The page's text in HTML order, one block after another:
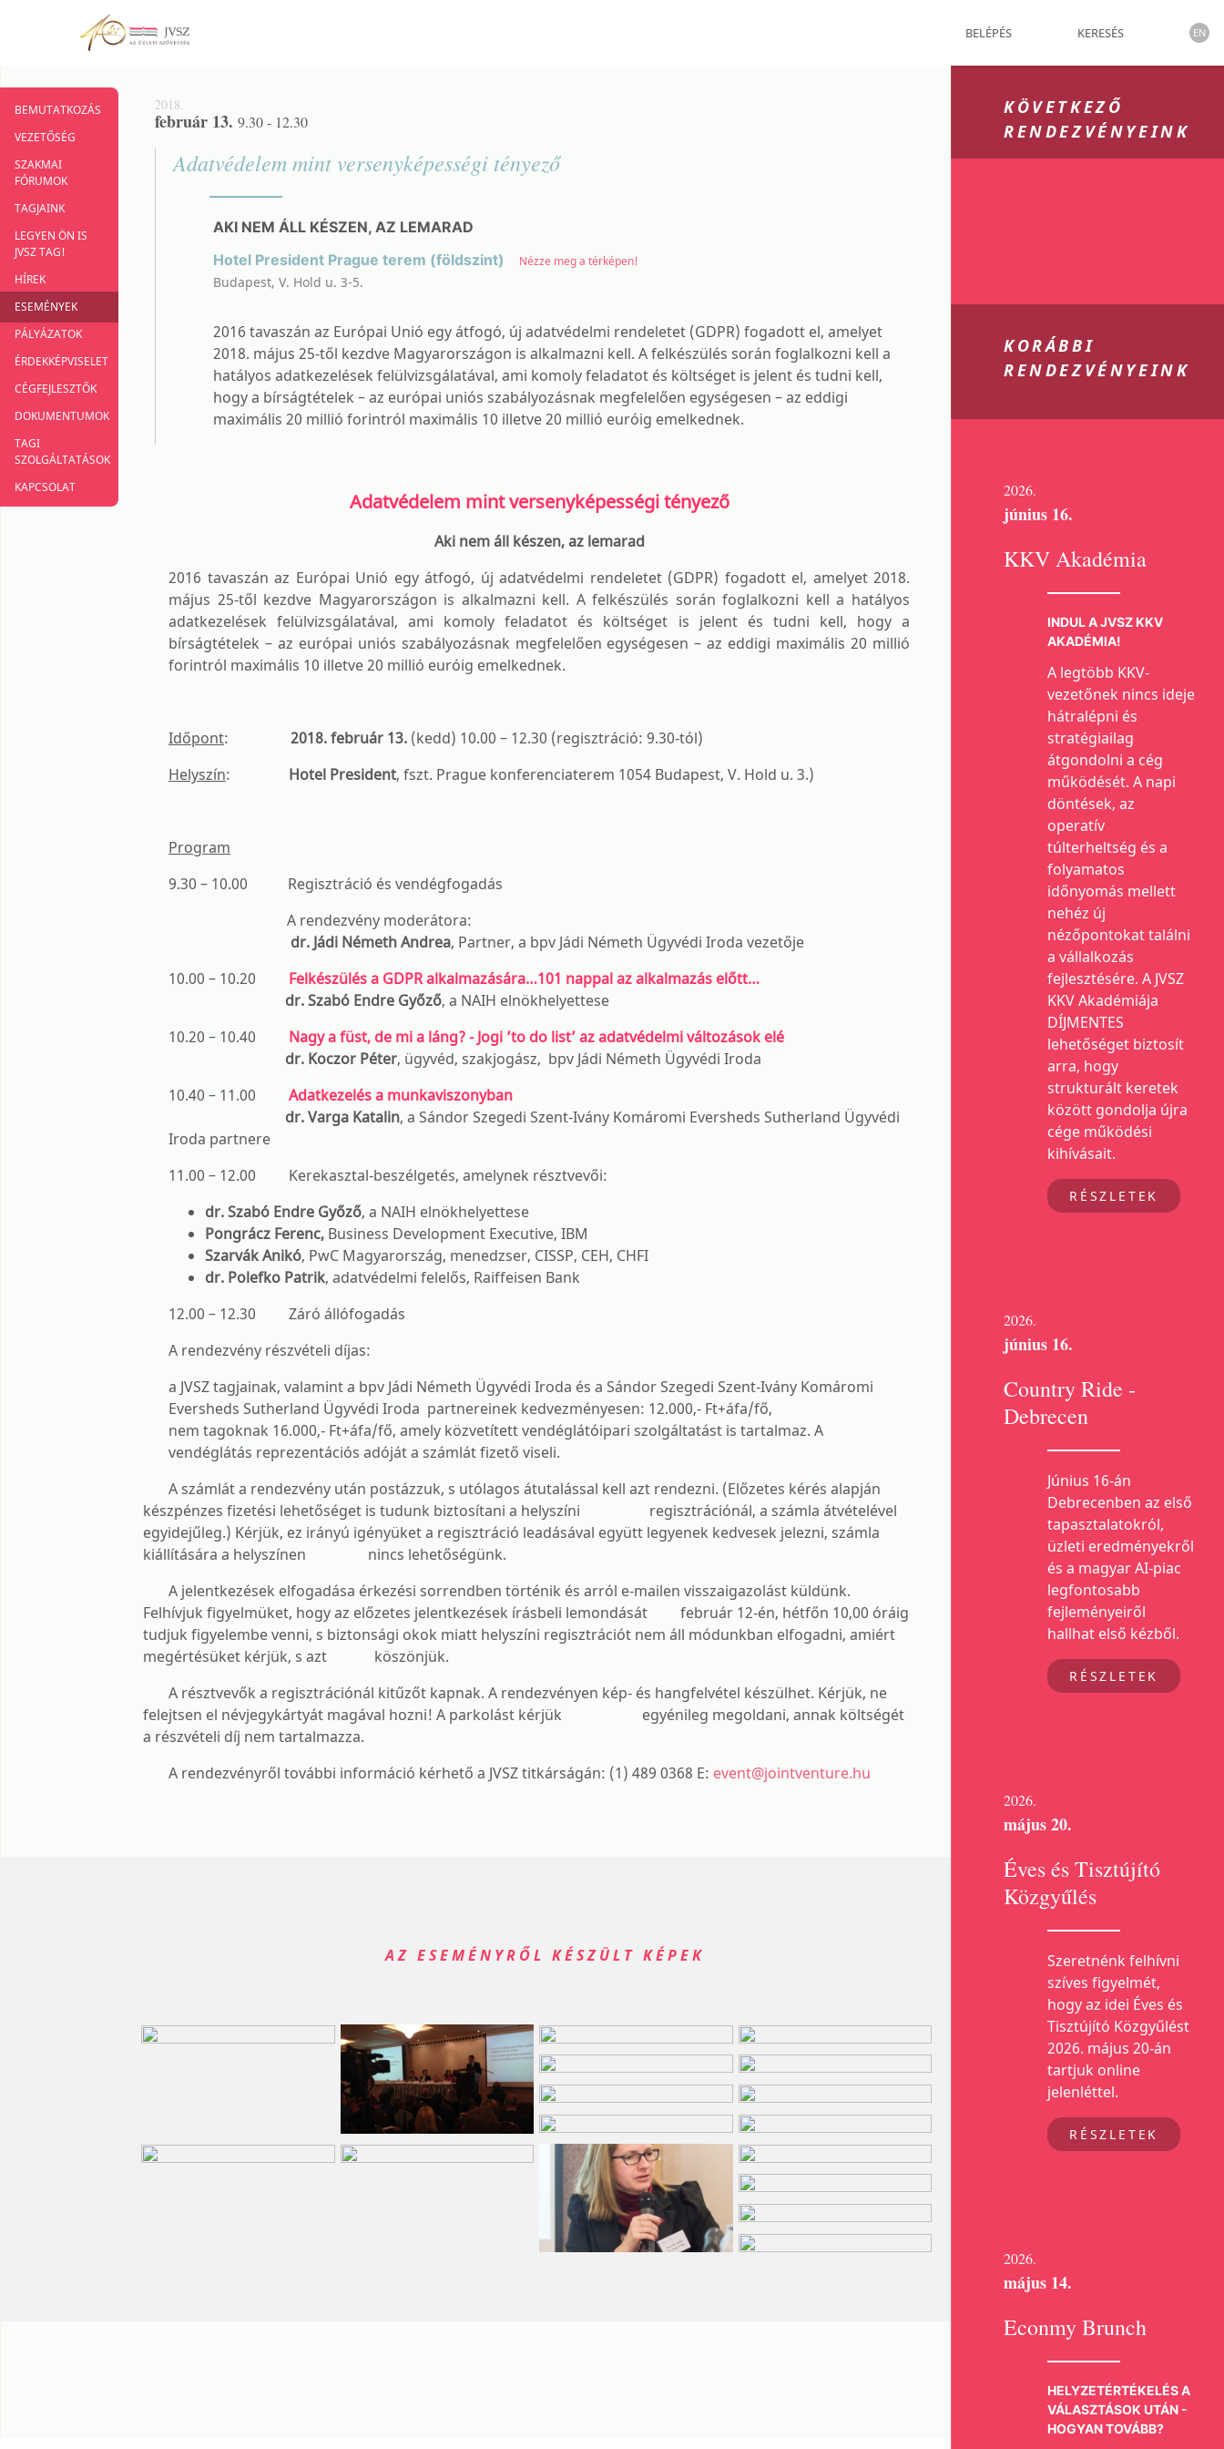
BELÉPÉS KERESÉS EN
KÖVETKEZŐ
RENDEZVÉNYEINK
KORÁBBI
RENDEZVÉNYEINK
2026.
június 16.
KKV Akadémia
INDUL A JVSZ KKV
AKADÉMIA!
A legtöbb KKV-
vezetőnek nincs ideje
hátralépni és
stratégiailag
átgondolni a cég
működését. A napi
döntések, az
operatív
túlterheltség és a
folyamatos
időnyomás mellett
nehéz új
nézőpontokat találni
a vállalkozás
fejlesztésére. A JVSZ
KKV Akadémiája
DÍJMENTES
lehetőséget biztosít
arra, hogy
strukturált keretek
között gondolja újra
cége működési
kihívásait.
RÉSZLETEK
2026.
június 16.
Country Ride -
Debrecen
Június 16-án
Debrecenben az első
tapasztalatokról,
üzleti eredményekről
és a magyar AI-piac
legfontosabb
fejleményeiről
hallhat első kézből.
RÉSZLETEK
2026.
május 20.
Éves és Tisztújító
Közgyűlés
Szeretnénk felhívni
szíves figyelmét,
hogy az idei Éves és
Tisztújító Közgyűlést
2026. május 20-án
tartjuk online
jelenléttel.
RÉSZLETEK
2026.
május 14.
Econmy Brunch
HELYZETÉRTÉKELÉS A
VÁLASZTÁSOK UTÁN -
HOGYAN TOVÁBB?
2018.
február 13. 9.30 - 12.30
Adatvédelem mint versenyképességi tényező
AKI NEM ÁLL KÉSZEN, AZ LEMARAD
Hotel President Prague terem (földszint)
Nézze meg a térképen!
Budapest, V. Hold u. 3-5.
2016 tavaszán az Európai Unió egy átfogó, új adatvédelmi rendeletet (GDPR) fogadott el, amelyet
2018. május 25-től kezdve Magyarországon is alkalmazni kell. A felkészülés során foglalkozni kell a
hatályos adatkezelések felülvizsgálatával, ami komoly feladatot és költséget is jelent és tudni kell,
hogy a bírságtételek – az európai uniós szabályozásnak megfelelően egységesen – az eddigi
maximális 20 millió forintról maximális 10 illetve 20 millió euróig emelkednek.
Adatvédelem mint versenyképességi tényező
Aki nem áll készen, az lemarad
2016 tavaszán az Európai Unió egy átfogó, új adatvédelmi rendeletet (GDPR) fogadott el, amelyet 2018.
május 25-től kezdve Magyarországon is alkalmazni kell. A felkészülés során foglalkozni kell a hatályos
adatkezelések felülvizsgálatával, ami komoly feladatot és költséget is jelent és tudni kell, hogy a
bírságtételek – az európai uniós szabályozásnak megfelelően egységesen – az eddigi maximális 20 millió
forintról maximális 10 illetve 20 millió euróig emelkednek.
Időpont: 2018. február 13. (kedd) 10.00 – 12.30 (regisztráció: 9.30-tól)
Helyszín: Hotel President, fszt. Prague konferenciaterem 1054 Budapest, V. Hold u. 3.)
Program
9.30 – 10.00 Regisztráció és vendégfogadás
A rendezvény moderátora:
dr. Jádi Németh Andrea, Partner, a bpv Jádi Németh Ügyvédi Iroda vezetője
10.00 – 10.20 Felkészülés a GDPR alkalmazására…101 nappal az alkalmazás előtt…
dr. Szabó Endre Győző, a NAIH elnökhelyettese
10.20 – 10.40 Nagy a füst, de mi a láng? - Jogi ’to do list’ az adatvédelmi változások elé
dr. Koczor Péter, ügyvéd, szakjogász, bpv Jádi Németh Ügyvédi Iroda
10.40 – 11.00 Adatkezelés a munkaviszonyban
dr. Varga Katalin, a Sándor Szegedi Szent-Ivány Komáromi Eversheds Sutherland Ügyvédi
Iroda partnere
11.00 – 12.00 Kerekasztal-beszélgetés, amelynek résztvevői:
dr. Szabó Endre Győző, a NAIH elnökhelyettese
Pongrácz Ferenc, Business Development Executive, IBM
Szarvák Anikó, PwC Magyarország, menedzser, CISSP, CEH, CHFI ​
dr. Polefko Patrik, adatvédelmi felelős, Raiffeisen Bank
12.00 – 12.30 Záró állófogadás
A rendezvény részvételi díjas:
a JVSZ tagjainak, valamint a bpv Jádi Németh Ügyvédi Iroda és a Sándor Szegedi Szent-Ivány Komáromi
Eversheds Sutherland Ügyvédi Iroda partnereinek kedvezményesen: 12.000,- Ft+áfa/fő,
nem tagoknak 16.000,- Ft+áfa/fő, amely közvetített vendéglátóipari szolgáltatást is tartalmaz. A
vendéglátás reprezentációs adóját a számlát fizető viseli.
A számlát a rendezvény után postázzuk, s utólagos átutalással kell azt rendezni. (Előzetes kérés alapján
készpénzes fizetési lehetőséget is tudunk biztosítani a helyszíni regisztrációnál, a számla átvételével
egyidejűleg.) Kérjük, ez irányú igényüket a regisztráció leadásával együtt legyenek kedvesek jelezni, számla
kiállítására a helyszínen nincs lehetőségünk.
A jelentkezések elfogadása érkezési sorrendben történik és arról e-mailen visszaigazolást küldünk.
Felhívjuk figyelmüket, hogy az előzetes jelentkezések írásbeli lemondását február 12-én, hétfőn 10,00 óráig
tudjuk figyelembe venni, s biztonsági okok miatt helyszíni regisztrációt nem áll módunkban elfogadni, amiért
megértésüket kérjük, s azt köszönjük.
A résztvevők a regisztrációnál kitűzőt kapnak. A rendezvényen kép- és hangfelvétel készülhet. Kérjük, ne
felejtsen el névjegykártyát magával hozni! A parkolást kérjük egyénileg megoldani, annak költségét
a részvételi díj nem tartalmazza.
A rendezvényről további információ kérhető a JVSZ titkárságán: (1) 489 0368 E: event@jointventure.hu
AZ ESEMÉNYRŐL KÉSZÜLT KÉPEK
BEMUTATKOZÁS
VEZETŐSÉG
SZAKMAI
FÓRUMOK
TAGJAINK
LEGYEN ÖN IS
JVSZ TAG!
HÍREK
ESEMÉNYEK
PÁLYÁZATOK
ÉRDEKKÉPVISELET
CÉGFEJLESZTŐK
DOKUMENTUMOK
TAGI
SZOLGÁLTATÁSOK
KAPCSOLAT